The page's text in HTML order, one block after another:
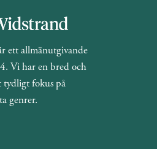
ett allmänutgivande
Vi har en bred och
tydligt fokus på
genrer.